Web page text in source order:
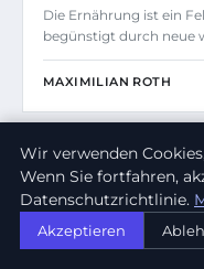
Die Ernährung ist ein
begünstigt durch neue
MAXIMILIAN ROTH
GESUNDHEIT
Wir verwenden
Wenn Sie fortfahren,
Datenschutzrichtlinie.
Akzeptieren